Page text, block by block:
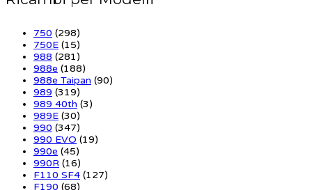
750 (298)
750E (15)
988 (281)
988e (188)
988e Taipan (90)
989 (319)
989 40th (3)
989E (30)
990 (347)
990 EVO (19)
990e (45)
990R (16)
F110 SF4 (127)
F190 (68)